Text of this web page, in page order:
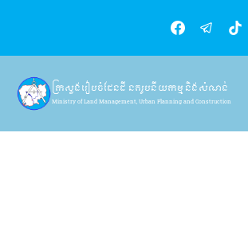
content
ក្រសួងរៀបចំដែនដី នគរូបនីយកម្ម និងសំណង់
Ministry of Land Management, Urban Planning and Construction